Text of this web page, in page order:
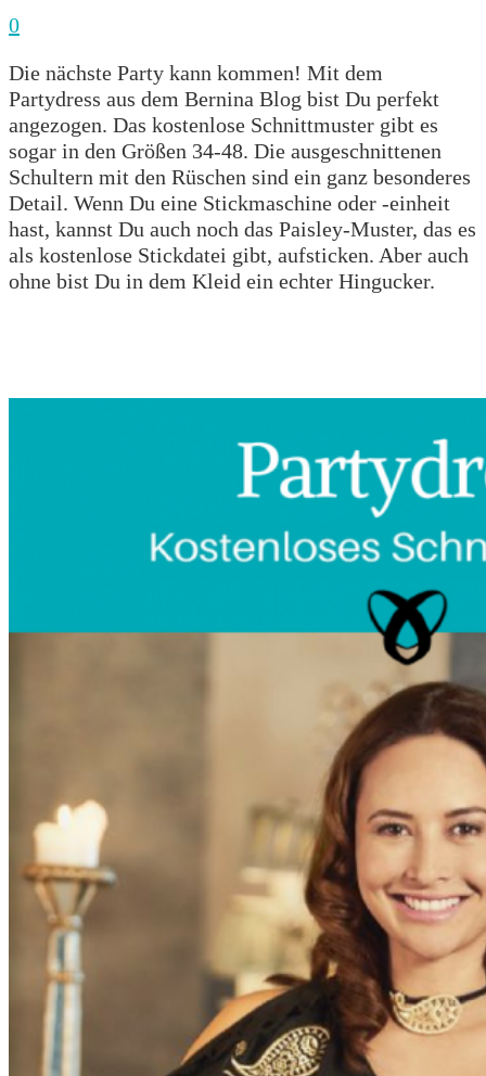
0
Die nächste Party kann kommen! Mit dem
Partydress aus dem Bernina Blog bist Du perfekt
angezogen. Das kostenlose Schnittmuster gibt es
sogar in den Größen 34-48. Die ausgeschnittenen
Schultern mit den Rüschen sind ein ganz besonderes
Detail. Wenn Du eine Stickmaschine oder -einheit
hast, kannst Du auch noch das Paisley-Muster, das es
als kostenlose Stickdatei gibt, aufsticken. Aber auch
ohne bist Du in dem Kleid ein echter Hingucker.